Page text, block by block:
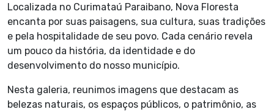
Localizada no Curimataú Paraibano, Nova Floresta
encanta por suas paisagens, sua cultura, suas tradições
e pela hospitalidade de seu povo. Cada cenário revela
um pouco da história, da identidade e do
desenvolvimento do nosso município.
Nesta galeria, reunimos imagens que destacam as
belezas naturais, os espaços públicos, o patrimônio, as